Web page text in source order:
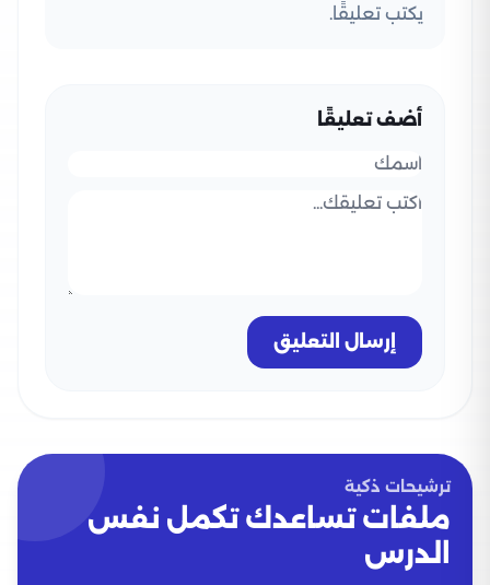
يكتب تعليقًا.
أضف تعليقًا
إرسال التعليق
ترشيحات ذكية
ملفات تساعدك تكمل نفس
الدرس